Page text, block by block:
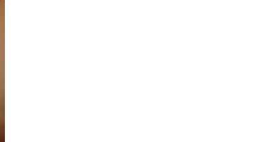
kwenye ishara.